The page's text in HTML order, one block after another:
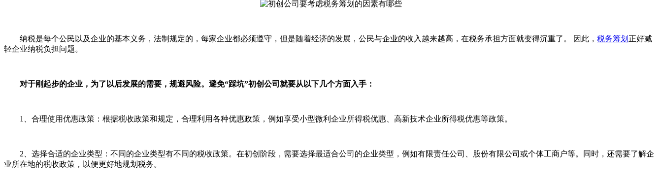
纳税是每个公民以及企业的基本义务，法制规定的，每家企业都必须遵守，但是随着经济的发展，公民与企业的收入越来越高，在税务承担方面就变得沉重了。 因此， 税务筹划 正好减
轻企业纳税负担问题。
对于刚起步的企业，为了以后发展的需要，规避风险。避免“踩坑”初创公司就要从以下几个方面入手：
1、合理使用优惠政策：根据税收政策和规定，合理利用各种优惠政策，例如享受小型微利企业所得税优惠、高新技术企业所得税优惠等政策。
2、选择合适的企业类型：不同的企业类型有不同的税收政策。在初创阶段，需要选择最适合公司的企业类型，例如有限责任公司、股份有限公司或个体工商户等。同时，还需要了解企
业所在地的税收政策，以便更好地规划税务。